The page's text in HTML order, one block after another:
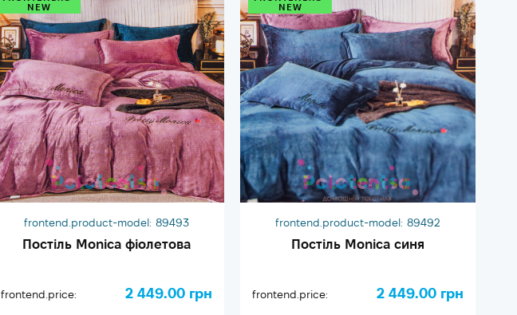
NEW
frontend.product-model: 89493
Постіль Monica фіолетова
frontend.price: 2 449.00 грн
NEW
frontend.product-model: 89492
Постіль Monica синя
frontend.price: 2 449.00 грн